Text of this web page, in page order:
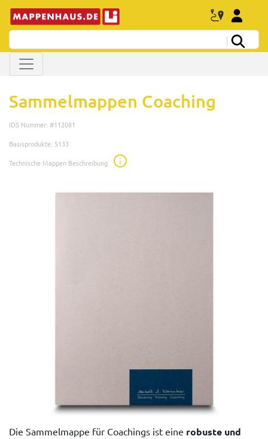
Sammelmappen Coaching
IDS Nummer: #112081
Basisprodukte: 5133
Technische Mappen Beschreibung
i
Die Sammelmappe für Coachings ist eine robuste und